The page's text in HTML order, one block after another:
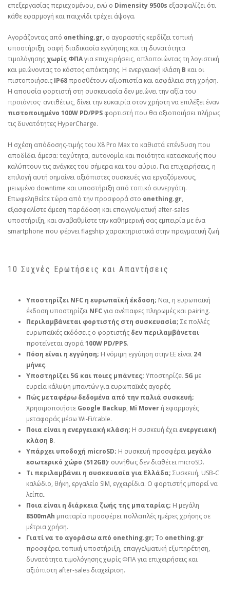
επεξεργασίας περιεχομένου, ενώ ο Dimensity 9500s εξασφαλίζει ότι
κάθε εφαρμογή και παιχνίδι τρέχει άψογα.
Αγοράζοντας από onething.gr, ο αγοραστής κερδίζει τοπική
υποστήριξη, σαφή διαδικασία εγγύησης και τη δυνατότητα
τιμολόγησης χωρίς ΦΠΑγια επιχειρήσεις, απλοποιώντας τη λογιστική
και μειώνοντας το κόστος απόκτησης. Η ενεργειακή κλάση B και οι
πιστοποιήσεις IP68προσθέτουν αξιοπιστία και ασφάλεια στη χρήση.
Η απουσία φορτιστή στη συσκευασία δεν μειώνει την αξία του
προϊόντος· αντιθέτως, δίνει την ευκαιρία στον χρήστη να επιλέξει έναν
πιστοποιημένο 100W PD/PPS φορτιστή που θα αξιοποιήσει πλήρως
τις δυνατότητες HyperCharge.
Η σχέση απόδοσης‑τιμής του X8 Pro Max το καθιστά επένδυση που
αποδίδει άμεσα: ταχύτητα, αυτονομία και ποιότητα κατασκευής που
καλύπτουν τις ανάγκες του σήμερα και του αύριο. Για επιχειρήσεις, η
επιλογή αυτή σημαίνει αξιόπιστες συσκευές για εργαζόμενους,
μειωμένο downtime και υποστήριξη από τοπικό συνεργάτη.
Επωφεληθείτε τώρα από την προσφορά στο onething.gr,
εξασφαλίστε άμεση παράδοση και επαγγελματική after‑sales
υποστήριξη, και αναβαθμίστε την καθημερινή σας εμπειρία με ένα
smartphone που φέρνει flagship χαρακτηριστικά στην πραγματική ζωή.
10 Συχνές Ερωτήσεις και Απαντήσεις
Υποστηρίζει NFC η ευρωπαϊκή έκδοση; Ναι, η ευρωπαϊκή
έκδοση υποστηρίζει NFC για ανέπαφες πληρωμές και pairing.
Περιλαμβάνεται φορτιστής στη συσκευασία; Σε πολλές
ευρωπαϊκές εκδόσεις ο φορτιστής δεν περιλαμβάνεται·
προτείνεται αγορά100W PD/PPS.
Πόση είναι η εγγύηση; Η νόμιμη εγγύηση στην ΕΕ είναι 24
μήνες.
Υποστηρίζει 5G και ποιες μπάντες; Υποστηρίζει 5G με
ευρεία κάλυψη μπαντών για ευρωπαϊκές αγορές.
Πώς μεταφέρω δεδομένα από την παλιά συσκευή;
Χρησιμοποιήστε Google Backup, Mi Mover ή εφαρμογές
μεταφοράς μέσω Wi‑Fi/cable.
Ποια είναι η ενεργειακή κλάση; Η συσκευή έχειενεργειακή
κλάση B.
Υπάρχει υποδοχή microSD; Η συσκευή προσφέρει μεγάλο
εσωτερικό χώρο (512GB)· συνήθως δεν διαθέτει microSD.
Τι περιλαμβάνει η συσκευασία για Ελλάδα; Συσκευή, USB‑C
καλώδιο, θήκη, εργαλείο SIM, εγχειρίδια. Ο φορτιστής μπορεί να
λείπει.
Ποια είναι η διάρκεια ζωής της μπαταρίας; Η μεγάλη
8500mAh μπαταρία προσφέρει πολλαπλές ημέρες χρήσης σε
μέτρια χρήση.
Γιατί να το αγοράσω από onething.gr; Το onething.gr
προσφέρει τοπική υποστήριξη, επαγγελματική εξυπηρέτηση,
δυνατότητα τιμολόγησης χωρίς ΦΠΑ για επιχειρήσεις και
αξιόπιστη after‑sales διαχείριση.